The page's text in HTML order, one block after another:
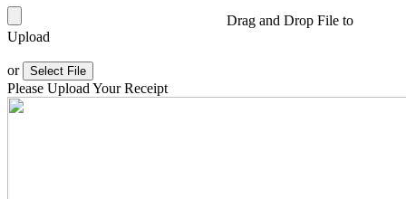
Drag and Drop File to
Upload
or Select File
Please Upload Your Receipt